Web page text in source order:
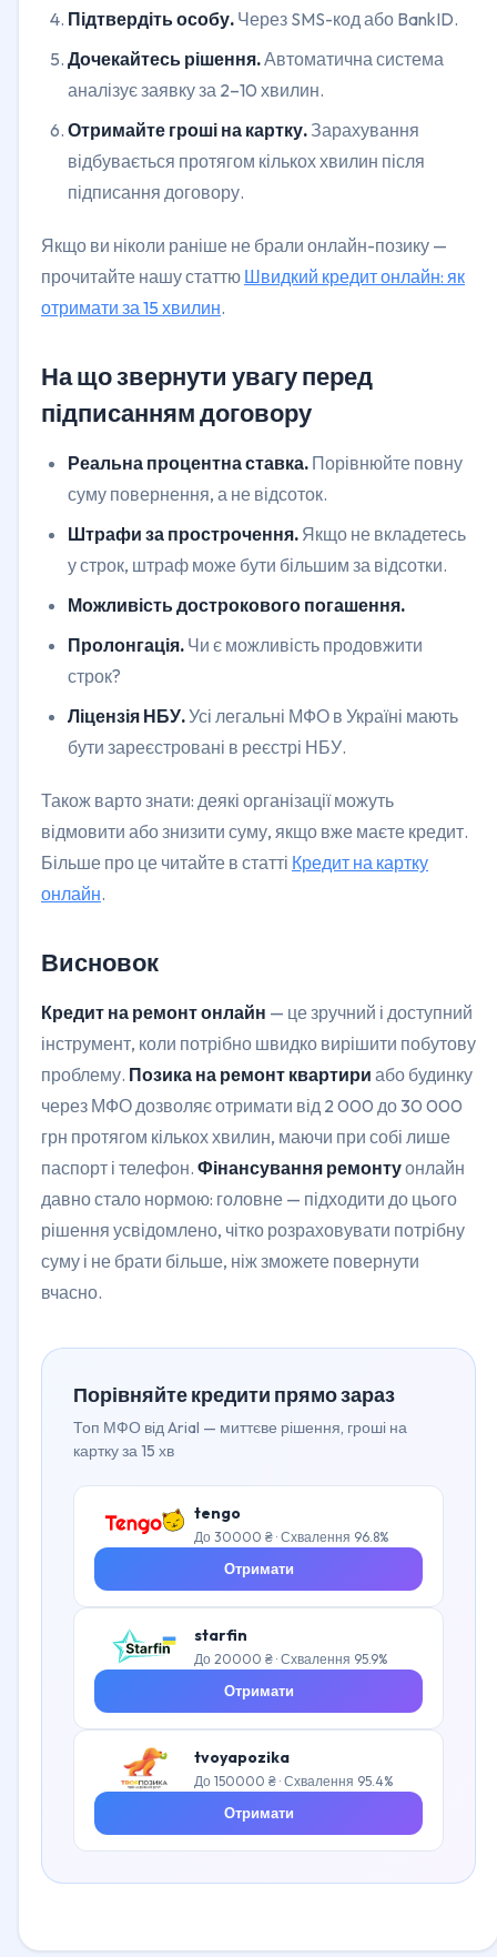
Підтвердіть особу. Через SMS-код або BankID.
Дочекайтесь рішення.Автоматична система
аналізує заявку за 2–10 хвилин.
Отримайте гроші на картку. Зарахування
відбувається протягом кількох хвилин після
підписання договору.
Якщо ви ніколи раніше не брали онлайн-позику —
прочитайте нашу статтю Швидкий кредит онлайн: як
отримати за 15 хвилин.
На що звернути увагу перед
підписанням договору
Реальна процентна ставка. Порівнюйте повну
суму повернення, а не відсоток.
Штрафи за прострочення. Якщо не вкладетесь
у строк, штраф може бути більшим за відсотки.
Можливість дострокового погашення.
Пролонгація. Чи є можливість продовжити
строк?
Ліцензія НБУ.Усі легальні МФО в Україні мають
бути зареєстровані в реєстрі НБУ.
Також варто знати: деякі організації можуть
відмовити або знизити суму, якщо вже маєте кредит.
Більше про це читайте в статті Кредит на картку
онлайн.
Висновок
Кредит на ремонт онлайн — це зручний і доступний
інструмент, коли потрібно швидко вирішити побутову
проблему. Позика на ремонт квартири або будинку
через МФО дозволяє отримати від 2 000 до 30 000
грн протягом кількох хвилин, маючи при собі лише
паспорт і телефон. Фінансування ремонтуонлайн
давно стало нормою: головне — підходити до цього
рішення усвідомлено, чітко розраховувати потрібну
суму і не брати більше, ніж зможете повернути
вчасно.
Порівняйте кредити прямо зараз
Топ МФО від Arial — миттєве рішення, гроші на
картку за 15 хв
tengo
До 30000 ₴ · Схвалення 96.8%
Отримати
starfin
До 20000 ₴ · Схвалення 95.9%
Отримати
tvoyapozika
До 150000 ₴ · Схвалення 95.4%
Отримати